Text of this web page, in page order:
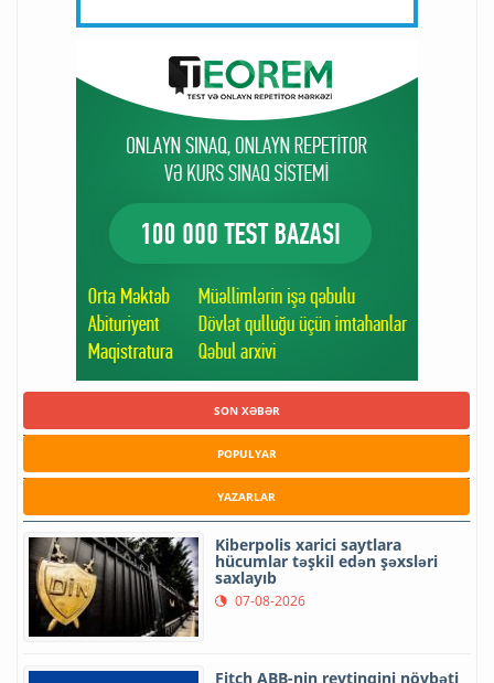
SON XƏBƏR
POPULYAR
YAZARLAR
Kiberpolis xarici saytlara
hücumlar təşkil edən şəxsləri
saxlayıb
07-08-2026
Fitch ABB-nin reytinqini növbəti